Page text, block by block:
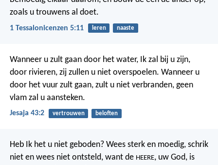
zoals u trouwens al doet.
1 Tessalonicenzen 5:11 leren naaste
Wanneer u zult gaan door het water, Ik zal bij u zijn,
door rivieren, zij zullen u niet overspoelen. Wanneer u
door het vuur zult gaan, zult u niet verbranden, geen
vlam zal u aansteken.
Jesaja 43:2 vertrouwen beloften
Heb Ik het u niet geboden? Wees sterk en moedig, schrik
niet en wees niet ontsteld, want de HEERE, uw God, is